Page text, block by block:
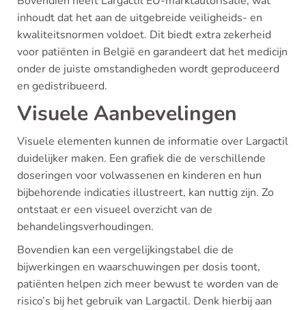
inhoudt dat het aan de uitgebreide veiligheids- en
kwaliteitsnormen voldoet. Dit biedt extra zekerheid
voor patiënten in België en garandeert dat het medicijn
onder de juiste omstandigheden wordt geproduceerd
en gedistribueerd.
Visuele Aanbevelingen
Visuele elementen kunnen de informatie over Largactil
duidelijker maken. Een grafiek die de verschillende
doseringen voor volwassenen en kinderen en hun
bijbehorende indicaties illustreert, kan nuttig zijn. Zo
ontstaat er een visueel overzicht van de
behandelingsverhoudingen.
Bovendien kan een vergelijkingstabel die de
bijwerkingen en waarschuwingen per dosis toont,
patiënten helpen zich meer bewust te worden van de
risico’s bij het gebruik van Largactil. Denk hierbij aan